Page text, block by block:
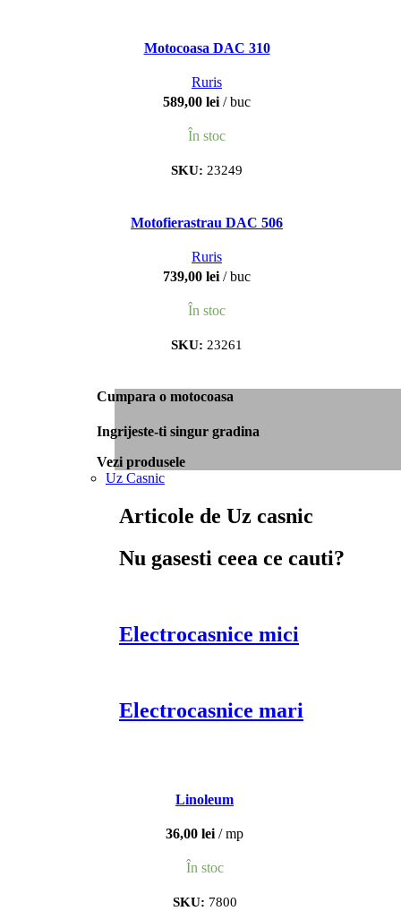
Motocoasa DAC 310
Ruris
589,00 lei buc
În stoc
SKU: 23249
Motofierastrau DAC 506
Ruris
739,00 lei buc
În stoc
SKU: 23261
Cumpara o motocoasa
Ingrijeste-ti singur gradina
Vezi produsele
Uz Casnic
Articole de Uz casnic
Nu gasesti ceea ce cauti?
Electrocasnice mici
Electrocasnice mari
Linoleum
36,00 lei mp
În stoc
SKU: 7800